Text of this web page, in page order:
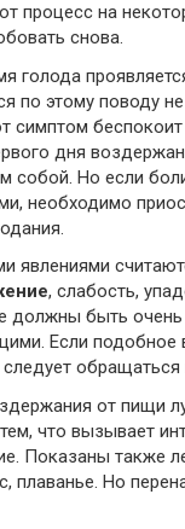
процесс на
снова.
голода
по этому поводу
симптом
дня
собой. Но если
необходимо
явлениями
, слабость,
должны быть
Если подобное
обращаться
от пищи
что вызывает
Показаны также
плаванье. Но